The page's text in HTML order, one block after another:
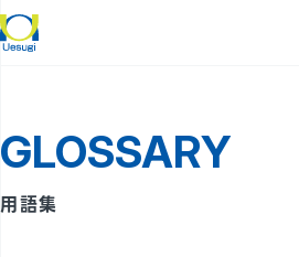
サービス案内
構造設計
GLOSSARY
用語集